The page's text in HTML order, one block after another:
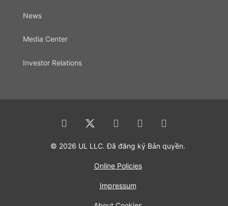
News
Media Center
Investor Relations
© 2026 UL LLC. Đã đăng ký Bản quyền.
Online Policies
Impressum